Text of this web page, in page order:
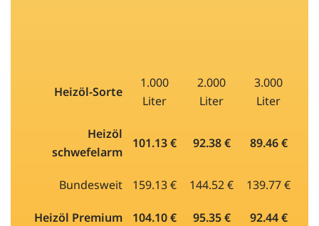
Heizöl-Sorte
1.000
Liter
2.000
Liter
3.000
Liter
Heizöl
schwefelarm
101.13 € 92.38 € 89.46 €
Bundesweit 159.13 € 144.52 € 139.77 €
Heizöl Premium 104.10 € 95.35 € 92.44 €